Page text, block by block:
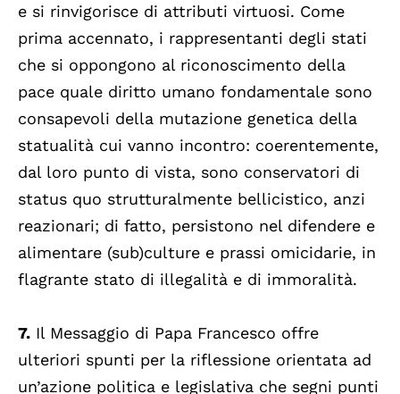
e si rinvigorisce di attributi virtuosi. Come
prima accennato, i rappresentanti degli stati
che si oppongono al riconoscimento della
pace quale diritto umano fondamentale sono
consapevoli della mutazione genetica della
statualità cui vanno incontro: coerentemente,
dal loro punto di vista, sono conservatori di
status quo strutturalmente bellicistico, anzi
reazionari; di fatto, persistono nel difendere e
alimentare (sub)culture e prassi omicidarie, in
flagrante stato di illegalità e di immoralità.
7. Il Messaggio di Papa Francesco offre
ulteriori spunti per la riflessione orientata ad
un’azione politica e legislativa che segni punti